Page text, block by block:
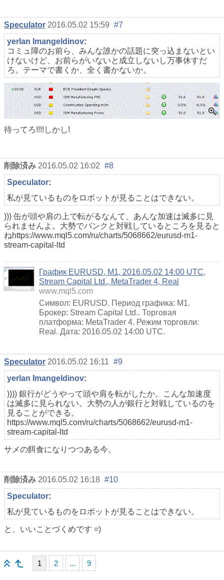
Speculator 2016.05.02 15:59 #7
yerlan Imangeldinov:
コミュ障のお前ら、みんな誰かの話題に突っ込まないとい
けないけど、お前らがいないと成立しないし万事休すだ
ろ。テーマで書くか、全く書かないか。
待ってろ!!!!しかし!
削除済み 2016.05.02 16:02 #8
Speculator:
私が見ているものをロボットが見ることはできない。
))) 缶が頭や肩の上で転がるなんて、あんな加速は滅多に見
られませんよ。大勢でバンクと対戦しているところを見ると
ねhttps://www.mql5.com/ru/charts/5068662/eurusd-m1-
stream-capital-ltd
График EURUSD, M1, 2016.05.02 14:00 UTC,
Stream Capital Ltd., MetaTrader 4, Real
www.mql5.com
Символ: EURUSD. Период графика: M1.
Брокер: Stream Capital Ltd.. Торговая
платформа: MetaTrader 4. Режим торговли:
Real. Дата: 2016.05.02 14:00 UTC.
Speculator 2016.05.02 16:11 #9
yerlan Imangeldinov:
)))) 銀行がどうやって頭や肩を転がしたか。こんな加速度
は滅多に見られない。大勢の人が銀行と対戦しているのを
見ることができる。
https://www.mql5.com/ru/charts/5068662/eurusd-m1-
stream-capital-ltd
サメの餌食になりつつある今。
削除済み 2016.05.02 16:18 #10
Speculator:
私が見ているものをロボットが見ることはできない。
と、いいことづくめです =)
1 2 ... 9